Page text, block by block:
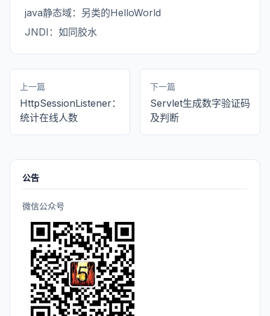
java静态域：另类的HelloWorld
JNDI：如同胶水
上一篇
HttpSessionListener：
统计在线人数
下一篇
Servlet生成数字验证码
及判断
公告
微信公众号